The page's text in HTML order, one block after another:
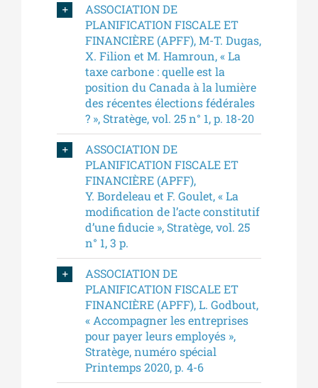
ASSOCIATION DE
PLANIFICATION FISCALE ET
FINANCIÈRE (APFF), M-T. Dugas,
X. Filion et M. Hamroun, « La
taxe carbone : quelle est la
position du Canada à la lumière
des récentes élections fédérales
? », Stratège, vol. 25 n° 1, p. 18-20
ASSOCIATION DE
PLANIFICATION FISCALE ET
FINANCIÈRE (APFF),
Y. Bordeleau et F. Goulet, « La
modification de l’acte constitutif
d’une fiducie », Stratège, vol. 25
n° 1, 3 p.
ASSOCIATION DE
PLANIFICATION FISCALE ET
FINANCIÈRE (APFF), L. Godbout,
« Accompagner les entreprises
pour payer leurs employés »,
Stratège, numéro spécial
Printemps 2020, p. 4-6